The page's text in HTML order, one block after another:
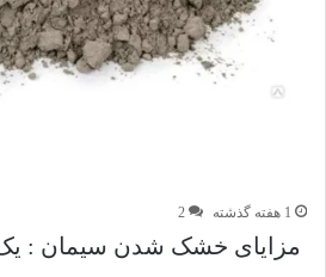
1 هفته گذشته 2
مزایای خشک شدن سیمان : یک